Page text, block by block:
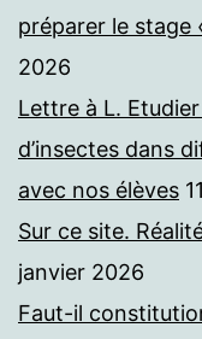
préparer le stage
2026
Lettre à L.
d’insectes dans
avec nos élèves
Sur ce site.
janvier 2026
Faut-il